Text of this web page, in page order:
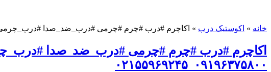
خانه » اکوستیک درب » اکاچرم #درب #چرم #چرمی #درب_ضد_صدا #درب_چرمی #عایق_صوتی
اکاچرم #درب #چرم #چرمی #درب_ضد_صدا
۰۹۱۹۶۳۷۵۸۰۰_۰۲۱۵۵۹۶۹۲۴۵